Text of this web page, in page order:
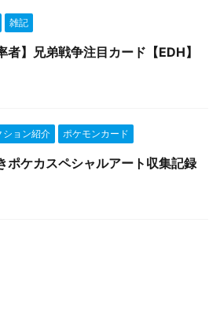
雑記
者】兄弟戦争注目カード【EDH】
ション紹介 ポケモンカード
ポケカスペシャルアート収集記録